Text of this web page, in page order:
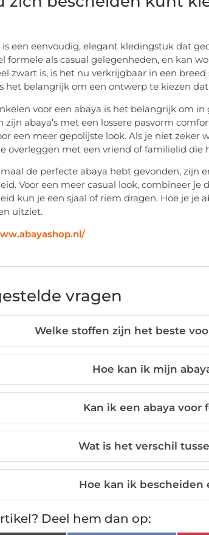
is een eenvoudig, elegant kledingstuk dat
formele als casual gelegenheden, en kan
zwart is, is het nu verkrijgbaar in een
het belangrijk om een ontwerp te kiezen
voor een abaya is het belangrijk om
zijn abaya’s met een lossere pasvorm
een meer gepolijste look. Als je niet zeker
overleggen met een vriend of familielid die
de perfecte abaya hebt gevonden, zijn
Voor een meer casual look, combineer
kun je een sjaal of riem dragen. Hoe je je
uitziet.
vragen
Welke stoffen zijn het beste
Hoe kan ik mijn
Kan ik een abaya
Wat is het verschil
Hoe kan ik bescheiden
Deel hem dan op: